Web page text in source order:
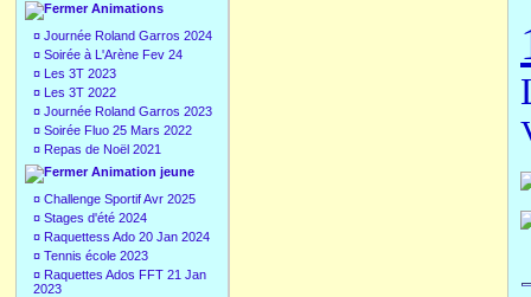
Animations
¤ Journée Roland Garros 2024
¤ Soirée à L'Arène Fev 24
¤ Les 3T 2023
¤ Les 3T 2022
¤ Journée Roland Garros 2023
¤ Soirée Fluo 25 Mars 2022
¤ Repas de Noël 2021
Animation jeune
¤ Challenge Sportif Avr 2025
¤ Stages d'été 2024
¤ Raquettess Ado 20 Jan 2024
¤ Tennis école 2023
¤ Raquettes Ados FFT 21 Jan
2023